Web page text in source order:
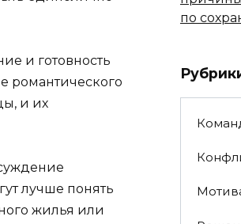
и готовность
романтического
и их
лучше понять
жилья или
по